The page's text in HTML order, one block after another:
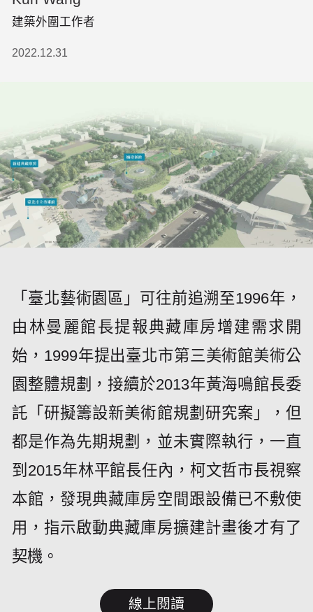
建築外圍工作者
2022.12.31
「臺北藝術園區」可往前追溯至1996年，
由林曼麗館長提報典藏庫房增建需求開
始，1999年提出臺北市第三美術館美術公
園整體規劃，接續於2013年黃海鳴館長委
託「研擬籌設新美術館規劃研究案」，但
都是作為先期規劃，並未實際執行，一直
到2015年林平館長任內，柯文哲市長視察
本館，發現典藏庫房空間跟設備已不敷使
用，指示啟動典藏庫房擴建計畫後才有了
契機。
線上閱讀